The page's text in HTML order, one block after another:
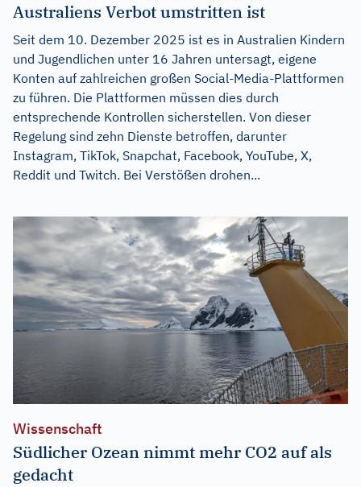
Australiens Verbot umstritten ist
Seit dem 10. Dezember 2025 ist es in Australien Kindern
und Jugendlichen unter 16 Jahren untersagt, eigene
Konten auf zahlreichen großen Social-Media-Plattformen
zu führen. Die Plattformen müssen dies durch
entsprechende Kontrollen sicherstellen. Von dieser
Regelung sind zehn Dienste betroffen, darunter
Instagram, TikTok, Snapchat, Facebook, YouTube, X,
Reddit und Twitch. Bei Verstößen drohen...
Wissenschaft
Südlicher Ozean nimmt mehr CO2 auf als
gedacht